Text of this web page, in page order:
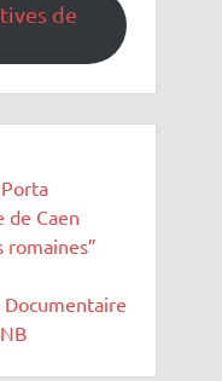
de
de Caen
romaines”
Documentaire